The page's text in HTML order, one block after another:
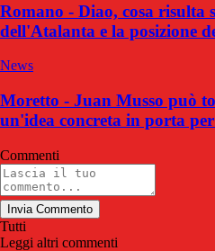
Romano - Diao, cosa risulta
dell'Atalanta e la posizione
News
Moretto - Juan Musso può
un'idea concreta in porta
Commenti
Invia Commento
Tutti
Leggi altri commenti